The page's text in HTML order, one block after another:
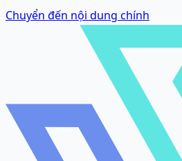
Chuyển đến nội dung chính